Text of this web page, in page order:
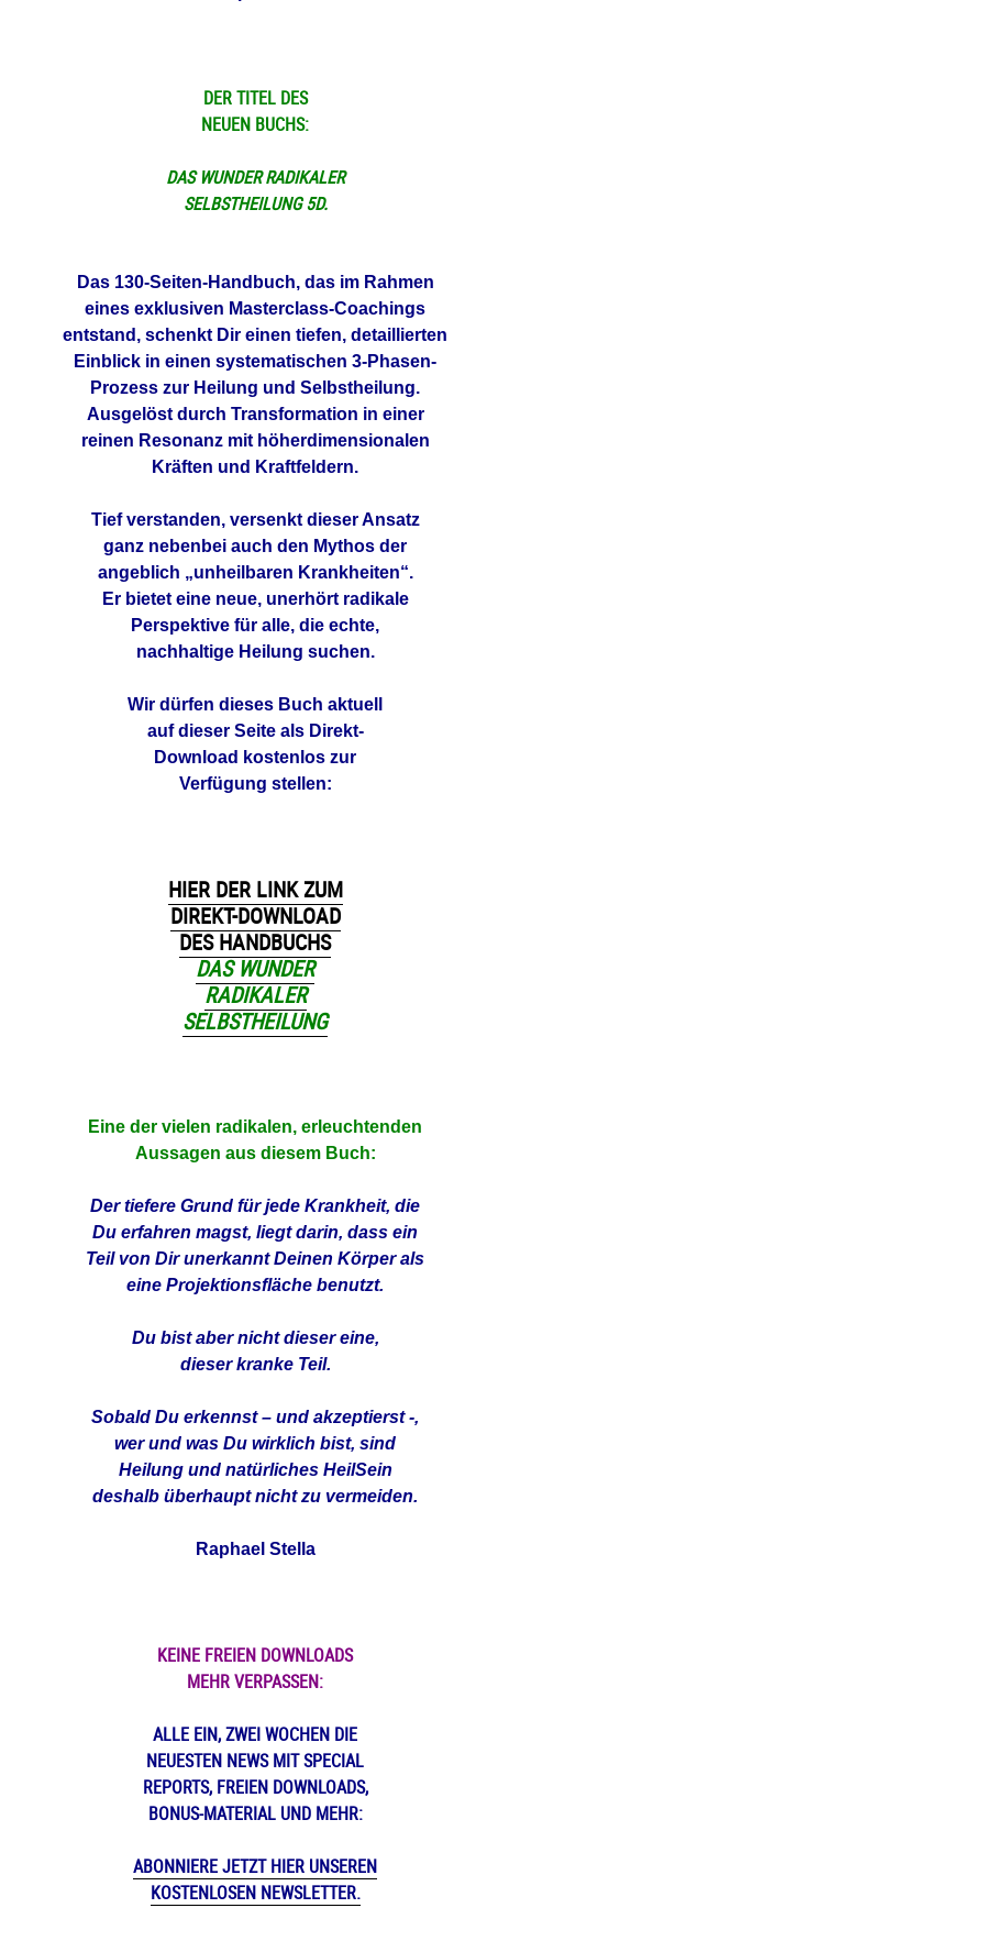
DER TITEL DES
NEUEN BUCHS:
DAS WUNDER RADIKALER
SELBSTHEILUNG 5D.
Das 130-Seiten-Handbuch, das im Rahmen
eines exklusiven Masterclass-Coachings
entstand, schenkt Dir einen tiefen, detaillierten
Einblick in einen systematischen 3-Phasen-
Prozess zur Heilung und Selbstheilung.
Ausgelöst durch Transformation in einer
reinen Resonanz mit höherdimensionalen
Kräften und Kraftfeldern.
Tief verstanden, versenkt dieser Ansatz
ganz nebenbei auch den Mythos der
angeblich „unheilbaren Krankheiten“.
Er bietet eine neue, unerhört radikale
Perspektive für alle, die echte,
nachhaltige Heilung suchen.
Wir dürfen dieses Buch aktuell
auf dieser Seite als Direkt-
Download kostenlos zur
Verfügung stellen:
HIER DER LINK ZUM
DIREKT-DOWNLOAD
DES HANDBUCHS
DAS WUNDER
RADIKALER
SELBSTHEILUNG
Eine der vielen radikalen, erleuchtenden
Aussagen aus diesem Buch:
Der tiefere Grund für jede Krankheit, die
Du erfahren magst, liegt darin, dass ein
Teil von Dir unerkannt Deinen Körper als
eine Projektionsfläche benutzt.
Du bist aber nicht dieser eine,
dieser kranke Teil.
Sobald Du erkennst – und akzeptierst -,
wer und was Du wirklich bist, sind
Heilung und natürliches HeilSein
deshalb überhaupt nicht zu vermeiden.
Raphael Stella
KEINE FREIEN DOWNLOADS
MEHR VERPASSEN:
ALLE EIN, ZWEI WOCHEN DIE
NEUESTEN NEWS MIT SPECIAL
REPORTS, FREIEN DOWNLOADS,
BONUS-MATERIAL UND MEHR:
ABONNIERE JETZT HIER UNSEREN
KOSTENLOSEN NEWSLETTER.